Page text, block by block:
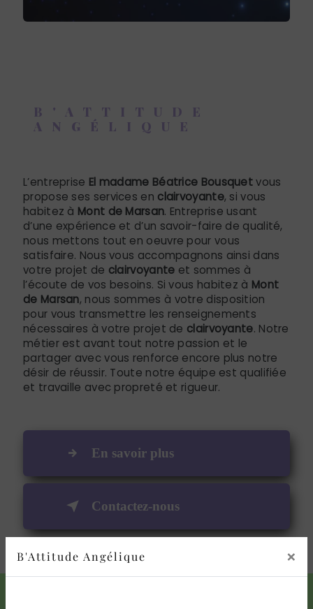
B'Attitude Angélique ×
B'ATTITUDE
ANGÉLIQUE
L’entreprise El madame Béatrice Bousquetvous
propose ses services en clairvoyante, si vous
habitez à Mont de Marsan. Entreprise usant
d’une expérience et d’un savoir-faire de qualité,
nous mettons tout en oeuvre pour vous
satisfaire. Nous vous accompagnons ainsi dans
votre projet de clairvoyante et sommes à
l’écoute de vos besoins. Si vous habitez à Mont
de Marsan, nous sommes à votre disposition
pour vous transmettre les renseignements
nécessaires à votre projet de clairvoyante. Notre
métier est avant tout notre passion et le
partager avec vous renforce encore plus notre
désir de réussir. Toute notre équipe est qualifiée
et travaille avec propreté et rigueur.
En savoir plus
Contactez-nous